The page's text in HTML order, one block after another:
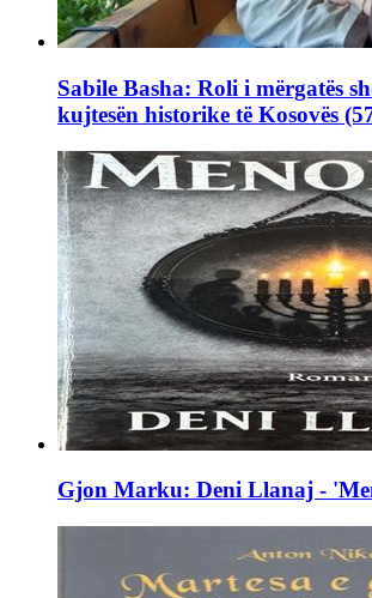
Sabile Basha: Roli i mërgatës
kujtesën historike të Kosovës
Gjon Marku: Deni Llanaj -